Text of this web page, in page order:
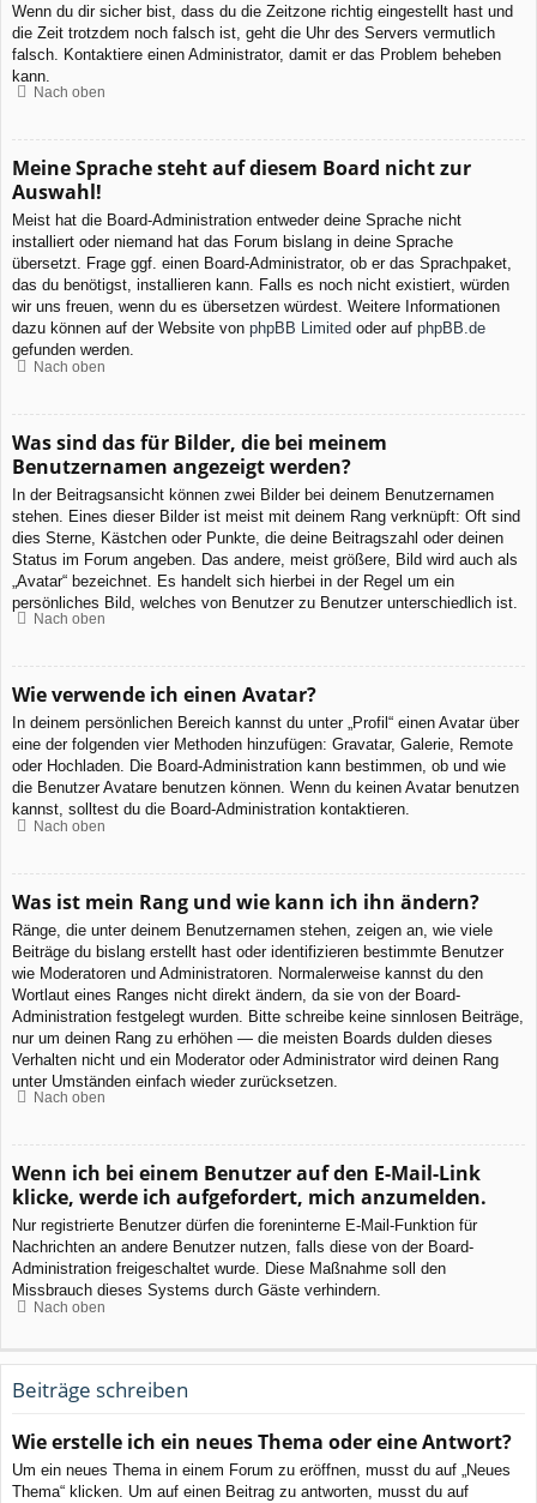
Wenn du dir sicher bist, dass du die Zeitzone richtig eingestellt hast und
die Zeit trotzdem noch falsch ist, geht die Uhr des Servers vermutlich
falsch. Kontaktiere einen Administrator, damit er das Problem beheben
kann.
Nach oben
Meine Sprache steht auf diesem Board nicht zur
Auswahl!
Meist hat die Board-Administration entweder deine Sprache nicht
installiert oder niemand hat das Forum bislang in deine Sprache
übersetzt. Frage ggf. einen Board-Administrator, ob er das Sprachpaket,
das du benötigst, installieren kann. Falls es noch nicht existiert, würden
wir uns freuen, wenn du es übersetzen würdest. Weitere Informationen
dazu können auf der Website von phpBB Limited oder auf phpBB.de
gefunden werden.
Nach oben
Was sind das für Bilder, die bei meinem
Benutzernamen angezeigt werden?
In der Beitragsansicht können zwei Bilder bei deinem Benutzernamen
stehen. Eines dieser Bilder ist meist mit deinem Rang verknüpft: Oft sind
dies Sterne, Kästchen oder Punkte, die deine Beitragszahl oder deinen
Status im Forum angeben. Das andere, meist größere, Bild wird auch als
„Avatar“ bezeichnet. Es handelt sich hierbei in der Regel um ein
persönliches Bild, welches von Benutzer zu Benutzer unterschiedlich ist.
Nach oben
Wie verwende ich einen Avatar?
In deinem persönlichen Bereich kannst du unter „Profil“ einen Avatar über
eine der folgenden vier Methoden hinzufügen: Gravatar, Galerie, Remote
oder Hochladen. Die Board-Administration kann bestimmen, ob und wie
die Benutzer Avatare benutzen können. Wenn du keinen Avatar benutzen
kannst, solltest du die Board-Administration kontaktieren.
Nach oben
Was ist mein Rang und wie kann ich ihn ändern?
Ränge, die unter deinem Benutzernamen stehen, zeigen an, wie viele
Beiträge du bislang erstellt hast oder identifizieren bestimmte Benutzer
wie Moderatoren und Administratoren. Normalerweise kannst du den
Wortlaut eines Ranges nicht direkt ändern, da sie von der Board-
Administration festgelegt wurden. Bitte schreibe keine sinnlosen Beiträge,
nur um deinen Rang zu erhöhen — die meisten Boards dulden dieses
Verhalten nicht und ein Moderator oder Administrator wird deinen Rang
unter Umständen einfach wieder zurücksetzen.
Nach oben
Wenn ich bei einem Benutzer auf den E-Mail-Link
klicke, werde ich aufgefordert, mich anzumelden.
Nur registrierte Benutzer dürfen die foreninterne E-Mail-Funktion für
Nachrichten an andere Benutzer nutzen, falls diese von der Board-
Administration freigeschaltet wurde. Diese Maßnahme soll den
Missbrauch dieses Systems durch Gäste verhindern.
Nach oben
Beiträge schreiben
Wie erstelle ich ein neues Thema oder eine Antwort?
Um ein neues Thema in einem Forum zu eröffnen, musst du auf „Neues
Thema“ klicken. Um auf einen Beitrag zu antworten, musst du auf